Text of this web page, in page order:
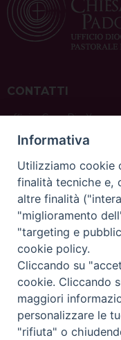
CONTATTI
ufficio: Casa Pio X
via Bonporti, 20 – 35141
tel: +39 351 619 2354
e mail:
sede: Casa Sant'Andrea
via Valmarana, 20 –
instagram:
e mail:
Informativa
Utilizziamo cookie
finalità tecniche e,
altre finalità
"miglioramento
"targeting e
cookie policy.
Cliccando su
cookie. Cliccando
maggiori
personalizzare le
"rifiuta" o